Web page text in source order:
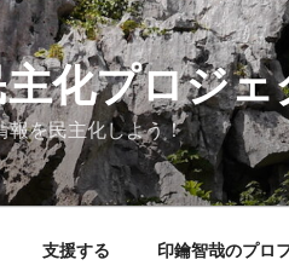
化プロジ
報を民主化しよう！
支援する 印鑰智哉のプロ